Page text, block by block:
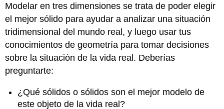
Modelar en tres dimensiones se trata de poder elegir
el mejor sólido para ayudar a analizar una situación
tridimensional del mundo real, y luego usar tus
conocimientos de geometría para tomar decisiones
sobre la situación de la vida real. Deberías
preguntarte:
¿Qué sólidos o sólidos son el mejor modelo de
este objeto de la vida real?